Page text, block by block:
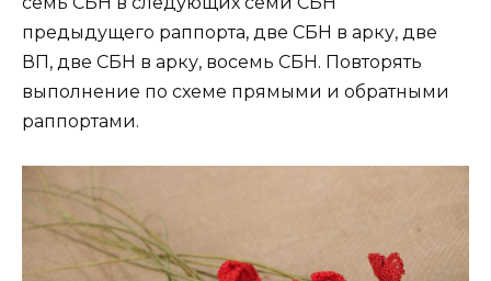
предыдущего раппорта, две СБН в арку, две
ВП, две СБН в арку, восемь СБН. Повторять
выполнение по схеме прямыми и обратными
раппортами.